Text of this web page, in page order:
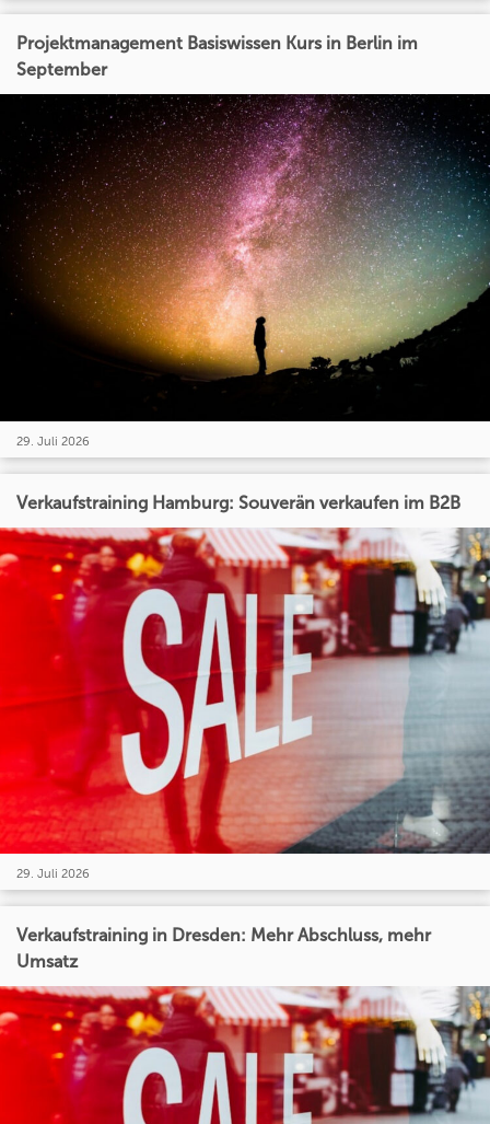
Projektmanagement Basiswissen Kurs in Berlin im
September
29. Juli 2026
Verkaufstraining Hamburg: Souverän verkaufen im B2B
29. Juli 2026
Verkaufstraining in Dresden: Mehr Abschluss, mehr
Umsatz